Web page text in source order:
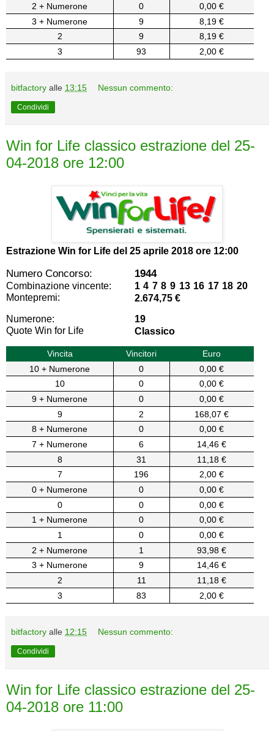
2 + Numerone
0
0,00 €
3 + Numerone
9
8,19 €
2
9
8,19 €
3
93 2,00 €
bitfactory alle 13:15 Nessun commento:
Condividi
Win for Life classico estrazione del 25-
04-2018 ore 12:00
Estrazione Win for Life del 25 aprile 2018 ore 12:00
Numero Concorso: 1944
Combinazione vincente:
1 4 7 8 9 13 16 17 18 20
Montepremi:
2.674,75 €
Numerone:
19
Quote Win for Life
Classico
Vincita Vincitori
Euro
10 + Numerone
0
0,00 €
10
0
0,00 €
9 + Numerone
0
0,00 €
9
2
168,07 €
8 + Numerone
0
0,00 €
7 + Numerone
6
14,46 €
8
31
11,18 €
7
196
2,00 €
0 + Numerone
0
0,00 €
0
0
0,00 €
1 + Numerone
0
0,00 €
1
0
0,00 €
2 + Numerone
1
93,98 €
3 + Numerone
9
14,46 €
2
11
11,18 €
3
83 2,00 €
bitfactory alle 12:15 Nessun commento:
Condividi
Win for Life classico estrazione del 25-
04-2018 ore 11:00